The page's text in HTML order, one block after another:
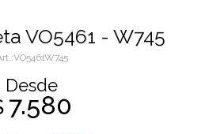
VO5461 - W745
VO5461W745
Desde
7.580